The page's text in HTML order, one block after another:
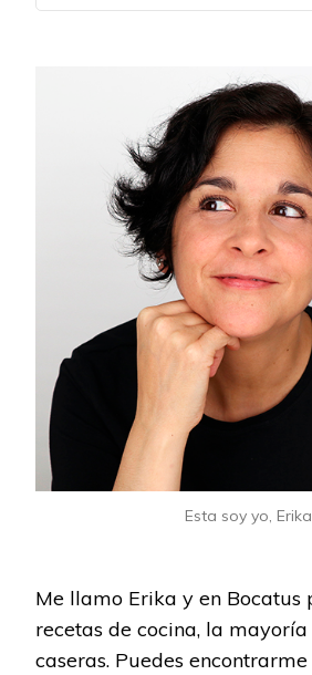
Esta soy yo, Erika
Me llamo Erika y en Bocatus
recetas de cocina, la
caseras. Puedes encontrarme